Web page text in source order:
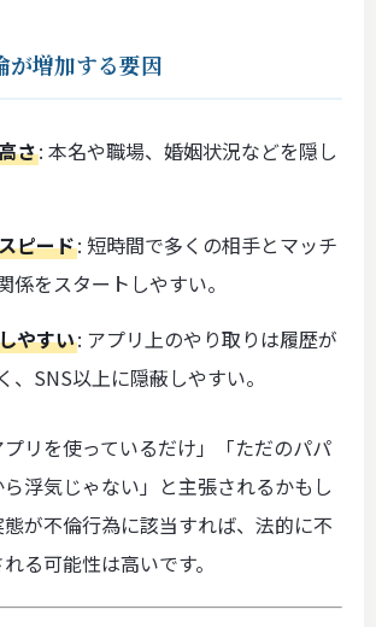
が増加する要因
さ: 本名や職場、婚姻状況などを隠し
ピード: 短時間で多くの相手とマッチ
係をスタートしやすい。
やすい: アプリ上のやり取りは履歴が
、SNS以上に隠蔽しやすい。
プリを使っているだけ」「ただのパパ
浮気じゃない」と主張されるかもし
が不倫行為に該当すれば、法的に不
る可能性は高いです。